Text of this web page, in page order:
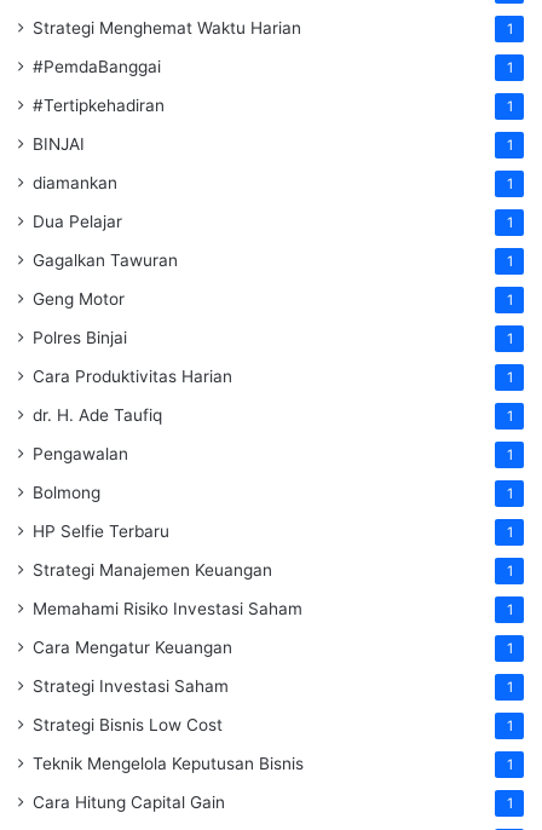
Strategi Menghemat Waktu Harian 1
#PemdaBanggai 1
#Tertipkehadiran 1
BINJAI 1
diamankan 1
Dua Pelajar 1
Gagalkan Tawuran 1
Geng Motor 1
Polres Binjai 1
Cara Produktivitas Harian 1
dr. H. Ade Taufiq 1
Pengawalan 1
Bolmong 1
HP Selfie Terbaru 1
Strategi Manajemen Keuangan 1
Memahami Risiko Investasi Saham 1
Cara Mengatur Keuangan 1
Strategi Investasi Saham 1
Strategi Bisnis Low Cost 1
Teknik Mengelola Keputusan Bisnis 1
Cara Hitung Capital Gain 1